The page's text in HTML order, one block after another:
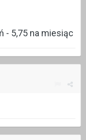
- 5,75 na miesiąc